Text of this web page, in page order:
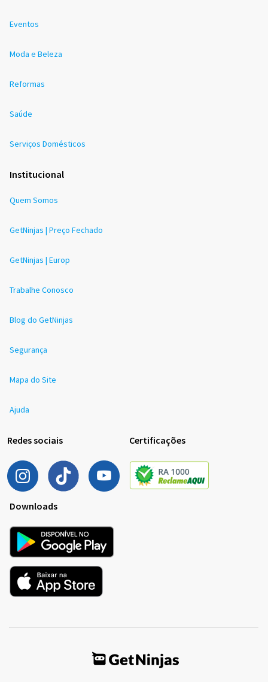
Eventos
Moda e Beleza
Reformas
Saúde
Serviços Domésticos
Institucional
Quem Somos
GetNinjas | Preço Fechado
GetNinjas | Europ
Trabalhe Conosco
Blog do GetNinjas
Segurança
Mapa do Site
Ajuda
Redes sociais Certificações
Downloads